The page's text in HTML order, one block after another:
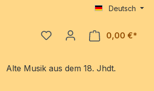
Deutsch
0,00 €*
Alte Musik aus dem 18. Jhdt.